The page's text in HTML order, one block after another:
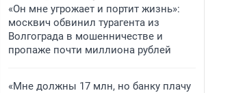
«Он мне угрожает и портит жизнь»:
москвич обвинил турагента из
Волгограда в мошенничестве и
пропаже почти миллиона рублей
«Мне должны 17 млн, но банку плачу